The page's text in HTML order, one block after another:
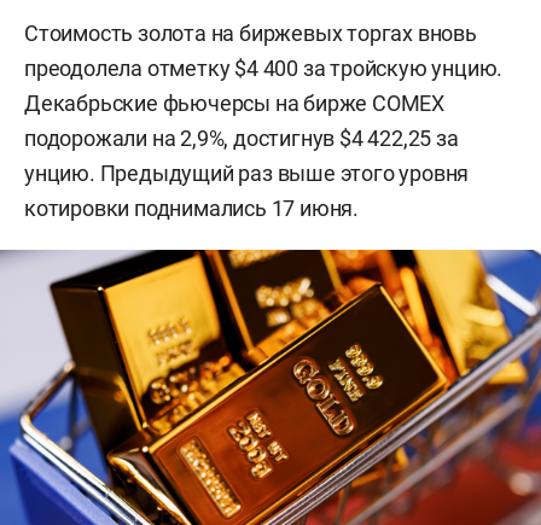
Стоимость золота на биржевых торгах вновь
преодолела отметку $4 400 за тройскую унцию.
Декабрьские фьючерсы на бирже COMEX
подорожали на 2,9%, достигнув $4 422,25 за
унцию. Предыдущий раз выше этого уровня
котировки поднимались 17 июня.